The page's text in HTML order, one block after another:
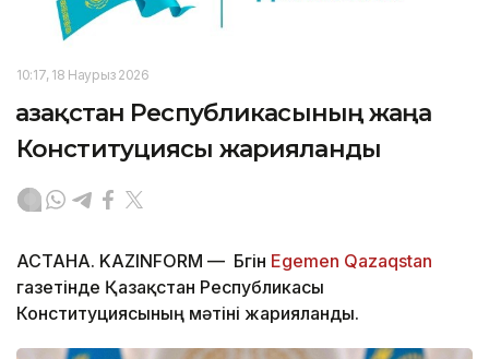
10:17, 18 Наурыз 2026
Қазақстан Республикасының жаңа
Конституциясы жарияланды
АСТАНА. KAZINFORM — Бүгін Egemen Qazaqstan
газетінде Қазақстан Республикасы
Конституциясының мәтіні жарияланды.